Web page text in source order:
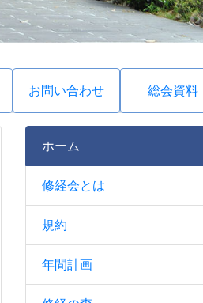
お問い合わせ 総会資料
ホーム
修経会とは
規約
年間計画